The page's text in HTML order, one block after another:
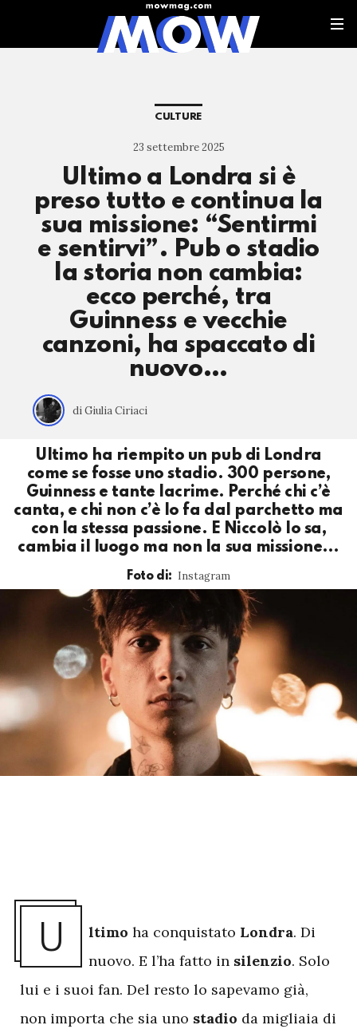
CULTURE
23 settembre 2025
Ultimo a Londra si è
preso tutto e continua la
sua missione: “Sentirmi
e sentirvi”. Pub o stadio
la storia non cambia:
ecco perché, tra
Guinness e vecchie
canzoni, ha spaccato di
nuovo…
di Giulia Ciriaci
Ultimo ha riempito un pub di Londra
come se fosse uno stadio. 300 persone,
Guinness e tante lacrime. Perché chi c’è
canta, e chi non c’è lo fa dal parchetto ma
con la stessa passione. E Niccolò lo sa,
cambia il luogo ma non la sua missione…
Foto di: Instagram
U ltimo ha conquistato Londra. Di
nuovo. E l’ha fatto in silenzio. Solo
lui e i suoi fan. Del resto lo sapevamo già,
non importa che sia uno stadio da migliaia di